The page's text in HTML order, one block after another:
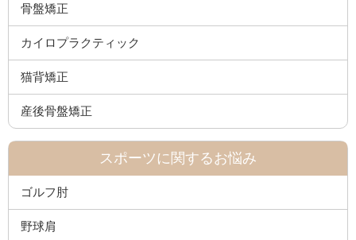
骨盤矯正
カイロプラクティック
猫背矯正
産後骨盤矯正
スポーツに関するお悩み
ゴルフ肘
野球肩